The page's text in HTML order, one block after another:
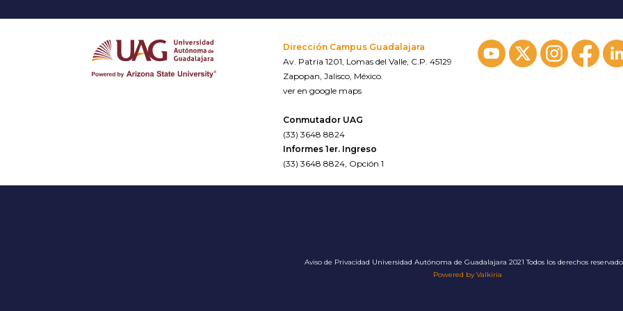
Dirección Campus Guadalajara
Av. Patria 1201, Lomas del Valle, C.P. 45129
Zapopan, Jalisco, México.
ver en google maps
Conmutador UAG
(33) 3648 8824
Informes 1er. Ingreso
(33) 3648 8824, Opción 1
Aviso de Privacidad Universidad Autónoma de Guadalajara 2021 Todos los derechos
Powered by Valkiria